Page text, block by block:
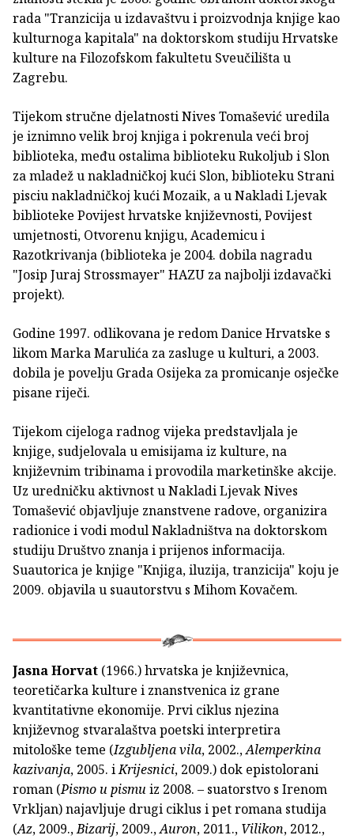
rada "Tranzicija u izdavaštvu i proizvodnja knjige kao
kulturnoga kapitala" na doktorskom studiju Hrvatske
kulture na Filozofskom fakultetu Sveučilišta u
Zagrebu.
Tijekom stručne djelatnosti Nives Tomašević uredila
je iznimno velik broj knjiga i pokrenula veći broj
biblioteka, među ostalima biblioteku Rukoljub i Slon
za mladež u nakladničkoj kući Slon, biblioteku Strani
pisciu nakladničkoj kući Mozaik, a u Nakladi Ljevak
biblioteke Povijest hrvatske književnosti, Povijest
umjetnosti, Otvorenu knjigu, Academicu i
Razotkrivanja (biblioteka je 2004. dobila nagradu
"Josip Juraj Strossmayer" HAZU za najbolji izdavački
projekt).
Godine 1997. odlikovana je redom Danice Hrvatske s
likom Marka Marulića za zasluge u kulturi, a 2003.
dobila je povelju Grada Osijeka za promicanje osječke
pisane riječi.
Tijekom cijeloga radnog vijeka predstavljala je
knjige, sudjelovala u emisijama iz kulture, na
književnim tribinama i provodila marketinške akcije.
Uz uredničku aktivnost u Nakladi Ljevak Nives
Tomašević objavljuje znanstvene radove, organizira
radionice i vodi modul Nakladništva na doktorskom
studiju Društvo znanja i prijenos informacija.
Suautorica je knjige "Knjiga, iluzija, tranzicija" koju je
2009. objavila u suautorstvu s Mihom Kovačem.
Jasna Horvat (1966.) hrvatska je književnica,
teoretičarka kulture i znanstvenica iz grane
kvantitativne ekonomije. Prvi ciklus njezina
književnog stvaralaštva poetski interpretira
mitološke teme (Izgubljena vila, 2002.,Alemperkina
kazivanja, 2005. iKrijesnici, 2009.) dok epistolorani
roman (Pismo u pi­smuiz 2008. – suatorstvo s Irenom
Vrkljan) najavljuje drugi ciklus i pet romana studija
(Az, 2009.,Bizarij, 2009.,Auron, 2011., Vilikon, 2012.,